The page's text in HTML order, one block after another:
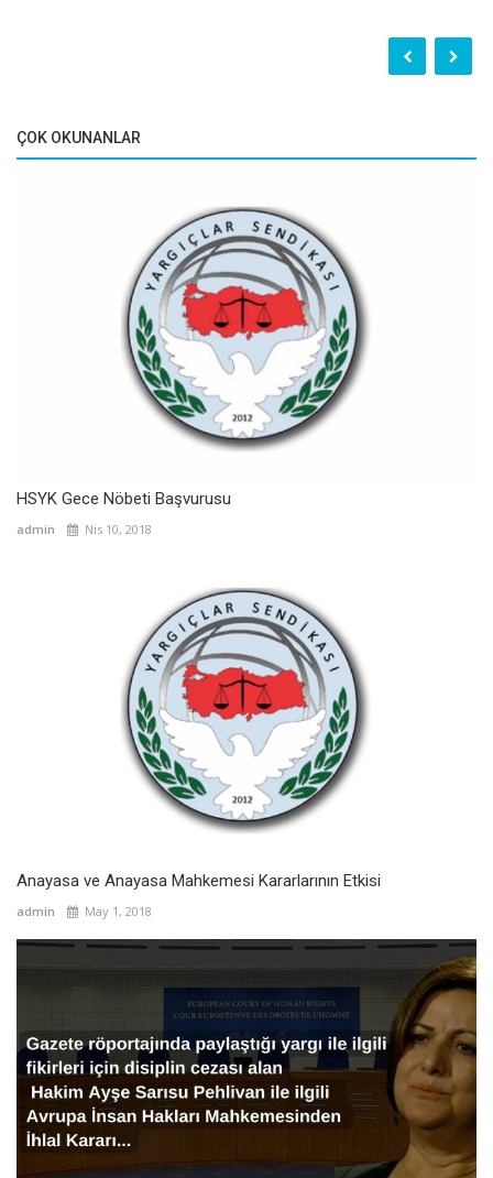
ÇOK OKUNANLAR
HSYK Gece Nöbeti Başvurusu
admin Nis 10, 2018
Anayasa ve Anayasa Mahkemesi Kararlarının Etkisi
admin May 1, 2018